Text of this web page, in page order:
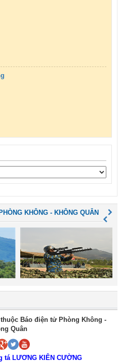
KHÔNG - KHÔNG QUÂN
Báo điện tử Phòng Không -
Quân
tá LƯƠNG KIÊN CƯỜNG